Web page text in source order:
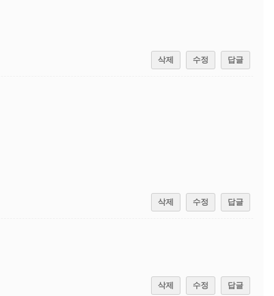
삭제 수정 답글
삭제 수정 답글
삭제 수정 답글